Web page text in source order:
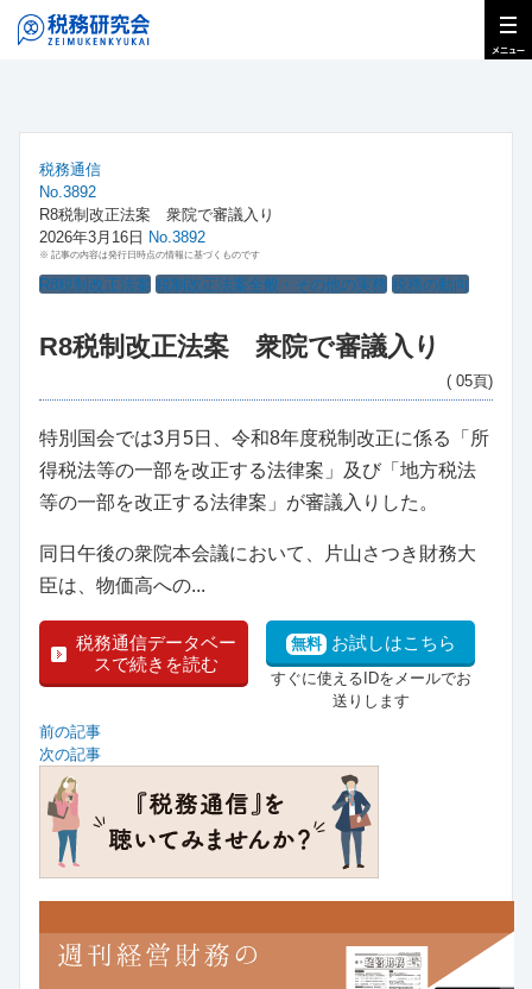
税務通信
No.3892
R8税制改正法案 衆院で審議入り
2026年3月16日 No.3892
※ 記事の内容は発行日時点の情報に基づくものです
R8税制改正法案 税制改正法案全般・その他の実務 税務の動向
R8税制改正法案 衆院で審議入り
( 05頁)
特別国会では3月5日、令和8年度税制改正に係る「所
得税法等の一部を改正する法律案」及び「地方税法
等の一部を改正する法律案」が審議入りした。
同日午後の衆院本会議において、片山さつき財務大
臣は、物価高への...
税務通信データベー
スで続きを読む
無料 お試しはこちら
すぐに使えるIDをメールでお
送りします
前の記事
次の記事